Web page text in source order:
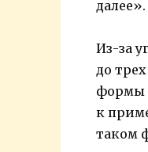
далее».
Из-за
до
формы
к
таком